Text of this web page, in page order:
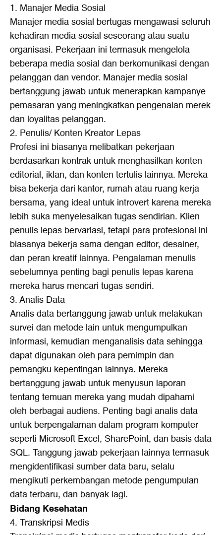
1. Manajer Media Sosial
Manajer media sosial bertugas mengawasi seluruh
kehadiran media sosial seseorang atau suatu
organisasi. Pekerjaan ini termasuk mengelola
beberapa media sosial dan berkomunikasi dengan
pelanggan dan vendor. Manajer media sosial
bertanggung jawab untuk menerapkan kampanye
pemasaran yang meningkatkan pengenalan merek
dan loyalitas pelanggan.
2. Penulis/ Konten Kreator Lepas
Profesi ini biasanya melibatkan pekerjaan
berdasarkan kontrak untuk menghasilkan konten
editorial, iklan, dan konten tertulis lainnya. Mereka
bisa bekerja dari kantor, rumah atau ruang kerja
bersama, yang ideal untuk introvert karena mereka
lebih suka menyelesaikan tugas sendirian. Klien
penulis lepas bervariasi, tetapi para profesional ini
biasanya bekerja sama dengan editor, desainer,
dan peran kreatif lainnya. Pengalaman menulis
sebelumnya penting bagi penulis lepas karena
mereka harus mencari tugas sendiri.
3. Analis Data
Analis data bertanggung jawab untuk melakukan
survei dan metode lain untuk mengumpulkan
informasi, kemudian menganalisis data sehingga
dapat digunakan oleh para pemimpin dan
pemangku kepentingan lainnya. Mereka
bertanggung jawab untuk menyusun laporan
tentang temuan mereka yang mudah dipahami
oleh berbagai audiens. Penting bagi analis data
untuk berpengalaman dalam program komputer
seperti Microsoft Excel, SharePoint, dan basis data
SQL. Tanggung jawab pekerjaan lainnya termasuk
mengidentifikasi sumber data baru, selalu
mengikuti perkembangan metode pengumpulan
data terbaru, dan banyak lagi.
Bidang Kesehatan
4. Transkripsi Medis